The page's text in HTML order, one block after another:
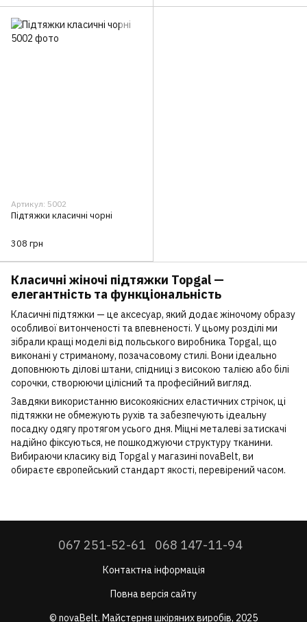
Артикул: 5002
Підтяжки класичні чорні
308 грн
Класичні жіночі підтяжки Topgal —
елегантність та функціональність
Класичні підтяжки — це аксесуар, який додає жіночому образу
особливої витонченості та впевненості. У цьому розділі ми
зібрали кращі моделі від польського виробника Topgal, що
виконані у стриманому, позачасовому стилі. Вони ідеально
доповнюють ділові штани, спідниці з високою талією або білі
сорочки, створюючи цілісний та професійний вигляд.
Завдяки використанню високоякісних еластичних стрічок, ці
підтяжки не обмежують рухів та забезпечують ідеальну
посадку одягу протягом усього дня. Міцні металеві затискачі
надійно фіксуються, не пошкоджуючи структуру тканини.
Вибираючи класику від Topgal у магазині novaBelt, ви
обираєте європейський стандарт якості, перевірений часом.
067 251-52-61 068 147-11-94
Контактна інформація
Повна версія сайту
© novaBelt. Майстерня шкіряних виробів, 2025